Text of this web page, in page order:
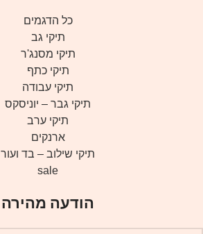
כל הדגמים
תיקי גב
תיקי מסנג'ר
תיקי כתף
תיקי עבודה
תיקי גבר – יוניסקס
תיקי ערב
ארנקים
תיקי שילוב – בד ועור
sale
הודעה מהירה